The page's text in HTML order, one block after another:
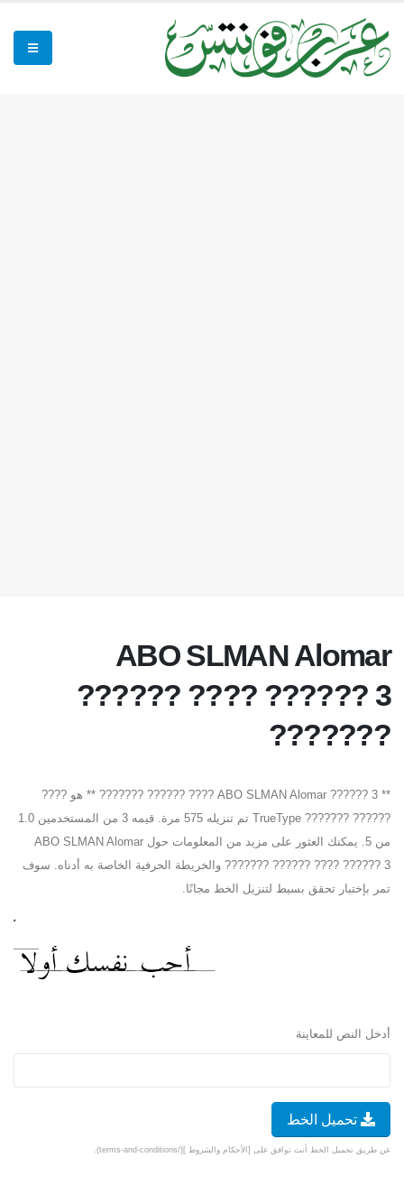
ABO SLMAN Alomar
?????? 3 ???? ??????
???????
** ABO SLMAN Alomar ?????? 3 ???? ?????? ??????? ** هو ????
?????? ??????? TrueType تم تنزيله 575 مرة. قيمه 3 من المستخدمين 1.0
من 5. يمكنك العثور على مزيد من المعلومات حول ABO SLMAN Alomar
?????? 3 ???? ?????? ??????? والخريطة الحرفية الخاصة به أدناه. سوف
تمر بإختبار تحقق بسيط لتنزيل الخط مجانًا.
أدخل النص للمعاينة
تحميل الخط
عن طريق تحميل الخط أنت توافق على [الأحكام والشروط ](/terms-and-conditions).